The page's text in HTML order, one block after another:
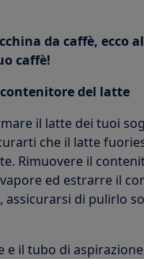
da caffè, ecco
caffè!
del latte
il latte dei tuoi
che il latte
Rimuovere il
ed estrarre il
di pulirlo
il tubo di